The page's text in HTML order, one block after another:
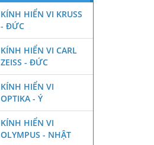
KÍNH HIỂN VI KRUSS
- ĐỨC
KÍNH HIỂN VI CARL
ZEISS - ĐỨC
KÍNH HIỂN VI
OPTIKA - Ý
KÍNH HIỂN VI
OLYMPUS - NHẬT